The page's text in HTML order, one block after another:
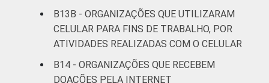
B13B - ORGANIZAÇÕES QUE UTILIZARAM
CELULAR PARA FINS DE TRABALHO, POR
ATIVIDADES REALIZADAS COM O CELULAR
B14 - ORGANIZAÇÕES QUE RECEBEM
DOAÇÕES PELA INTERNET